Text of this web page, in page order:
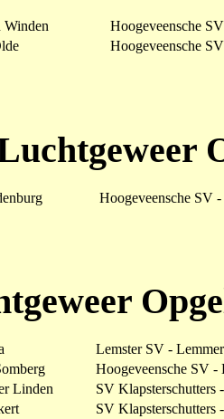
Winden
Hoogeveensche
Hoogeveensche
Hoogeveensche SV
Lemster SV - Lemmer
Hoogeveensche SV -
Linden
SV Klapsterschutters
SV Klapsterschutters